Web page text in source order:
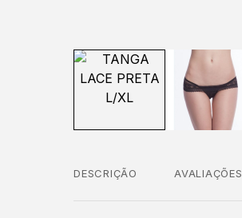
DESCRIÇÃO AVALIAÇÕES